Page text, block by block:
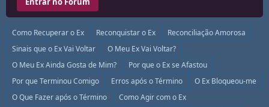
Como Recuperar o Ex Reconquistar o Ex
Reconciliação Amorosa
Sinais que o Ex Vai Voltar
O Meu Ex Vai Voltar?
O Meu Ex Ainda Gosta de Mim?
Por que o Ex se Afastou
Por que Terminou Comigo
Erros após o Término
O Ex Bloqueou-me
O Que Fazer após o Término
Como Agir com o Ex